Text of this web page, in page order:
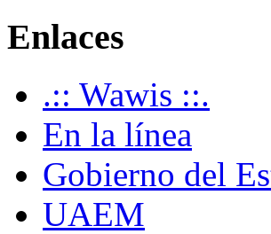
Enlaces
.:: Wawis ::.
En la línea
Gobierno del
UAEM